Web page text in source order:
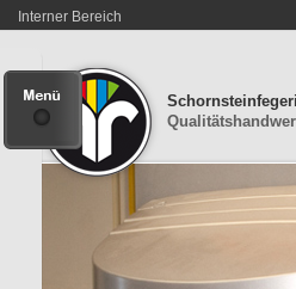
Interner Bereich